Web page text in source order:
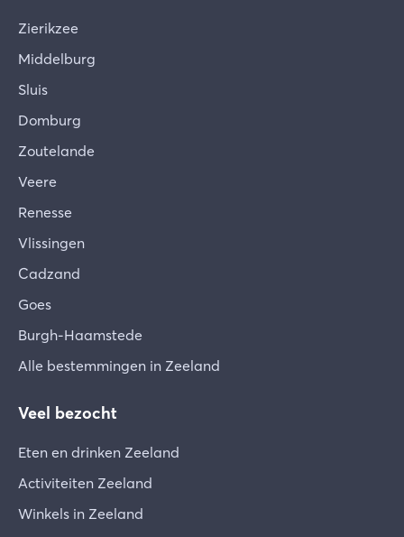
Zierikzee
Middelburg
Sluis
Domburg
Zoutelande
Veere
Renesse
Vlissingen
Cadzand
Goes
Burgh-Haamstede
Alle bestemmingen in Zeeland
Veel bezocht
Eten en drinken Zeeland
Activiteiten Zeeland
Winkels in Zeeland